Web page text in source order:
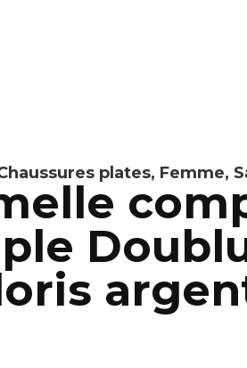
plates, Femme,